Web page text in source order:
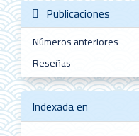
Publicaciones
Números anteriores
Reseñas
Indexada en